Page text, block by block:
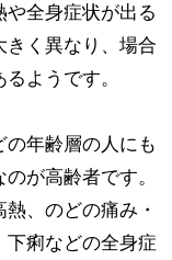
全身症状が出る
きく異なり、場合
ようです。
年齢層の人にも
が高齢者です。
、のどの痛み・
下痢などの全身症